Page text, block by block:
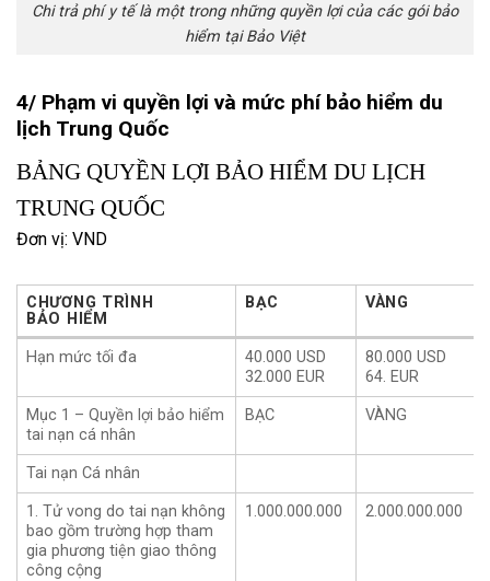
Chi trả phí y tế là một trong những quyền lợi của các gói bảo
hiểm tại Bảo Việt
4/ Phạm vi quyền lợi và mức phí bảo hiểm du
lịch Trung Quốc
BẢNG QUYỀN LỢI BẢO HIỂM DU LỊCH
TRUNG QUỐC
Đơn vị: VND
CHƯƠNG TRÌNH
BẢO HIỂM
BẠC VÀNG
CHƯƠNG TRÌNH
BẢO HIỂM
BẠC VÀNG
Hạn mức tối đa
40.000 USD
32.000 EUR
80.000 USD
64. EUR
Mục 1 – Quyền lợi bảo hiểm
tai nạn cá nhân
BẠC VÀNG
Tai nạn Cá nhân
1. Tử vong do tai nạn không
bao gồm trường hợp tham
gia phương tiện giao thông
công cộng
1.000.000.000 2.000.000.000